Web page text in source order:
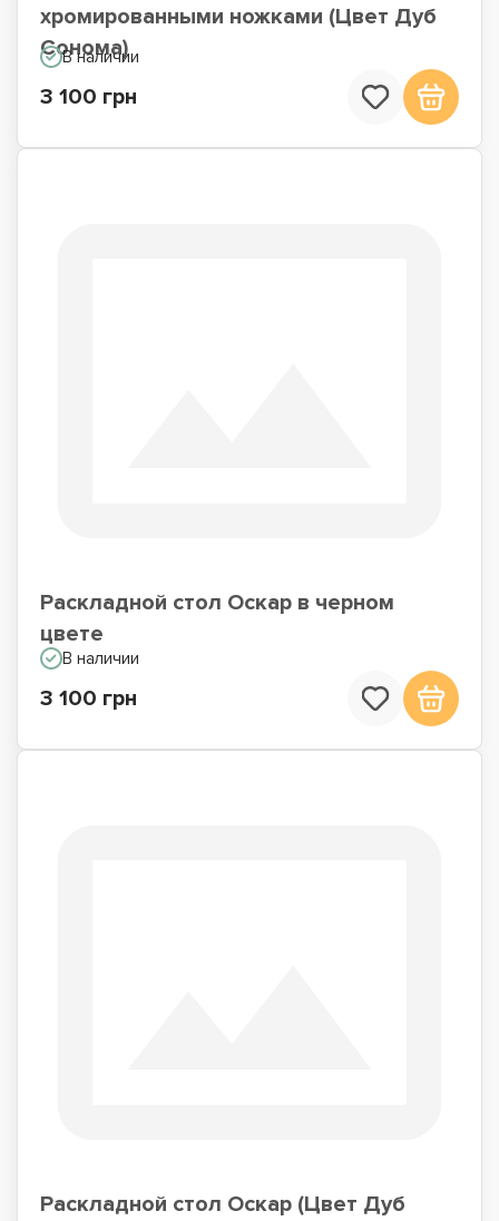
хромированными ножками (Цвет Дуб
Сонома)
В наличии
3 100 грн
Раскладной стол Оскар в черном
цвете
В наличии
3 100 грн
Раскладной стол Оскар (Цвет Дуб